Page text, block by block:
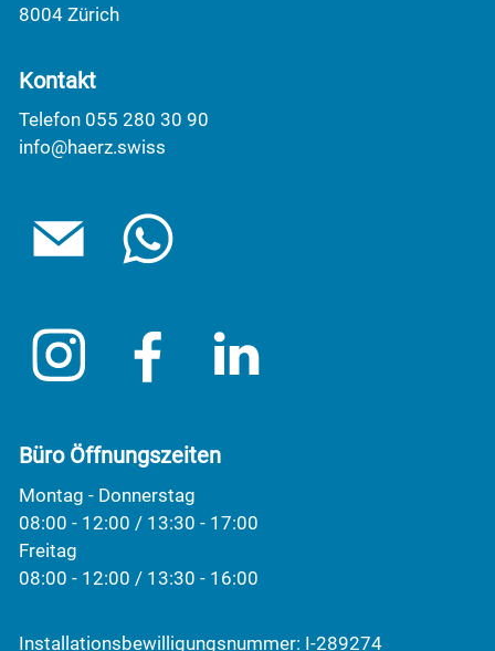
8004 Zürich
Kontakt
Telefon 055 280 30 90
info@haerz.swiss
Büro Öffnungszeiten
Montag - Donnerstag
08:00 - 12:00 / 13:30 - 17:00
Freitag
08:00 - 12:00 / 13:30 - 16:00
Installationsbewilligungsnummer: I-289274